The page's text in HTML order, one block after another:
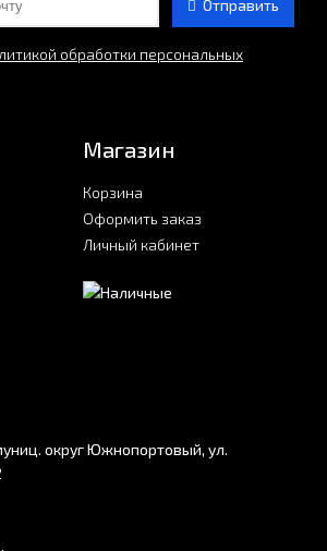
Отправить
обработки персональных
Магазин
Корзина
Оформить заказ
Личный кабинет
округ Южнопортовый, ул.